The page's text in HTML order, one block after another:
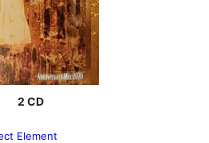
2 CD
Element